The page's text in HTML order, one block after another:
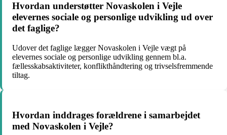
Hvordan understøtter Novaskolen i Vejle
elevernes sociale og personlige udvikling ud over
det faglige?
Udover det faglige lægger Novaskolen i Vejle vægt på
elevernes sociale og personlige udvikling gennem bl.a.
fællesskabsaktiviteter, konflikthåndtering og trivselsfremmende
tiltag.
Hvordan inddrages forældrene i samarbejdet
med Novaskolen i Vejle?